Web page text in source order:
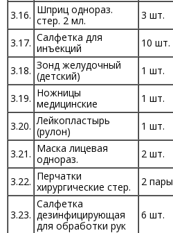
3.16. Шприц однораз.
стер. 2 мл.
3 шт.
3.17. Салфетка для
инъекций
10 шт.
3.18. Зонд желудочный
(детский)
1 шт.
3.19. Ножницы
медицинские
1 шт.
3.20. Лейкопластырь
(рулон)
1 шт.
3.21. Маска лицевая
однораз.
2 шт.
3.22. Перчатки
хирургические стер.
2 пары
3.23.
Салфетка
дезинфицирующая
для обработки рук
6 шт.